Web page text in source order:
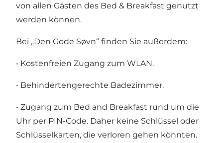
von allen Gästen des Bed & Breakfast genutzt
werden können.
Bei „Den Gode Søvn“ finden Sie außerdem:
• Kostenfreien Zugang zum WLAN.
• Behindertengerechte Badezimmer.
• Zugang zum Bed and Breakfast rund um die
Uhr per PIN-Code. Daher keine Schlüssel oder
Schlüsselkarten, die verloren gehen könnten.